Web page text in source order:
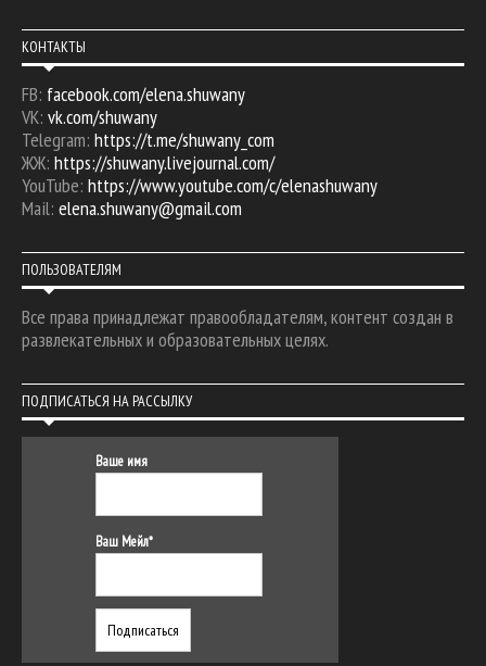
КОНТАКТЫ
FB: facebook.com/elena.shuwany
VK: vk.com/shuwany
Telegram: https://t.me/shuwany_com
ЖЖ: https://shuwany.livejournal.com/
YouTube: https://www.youtube.com/c/elenashuwany
Mail: elena.shuwany@gmail.com
ПОЛЬЗОВАТЕЛЯМ
Все права принадлежат правообладателям, контент создан в
развлекательных и образовательных целях.
ПОДПИСАТЬСЯ НА РАССЫЛКУ
Ваше имя
Ваш Мейл*